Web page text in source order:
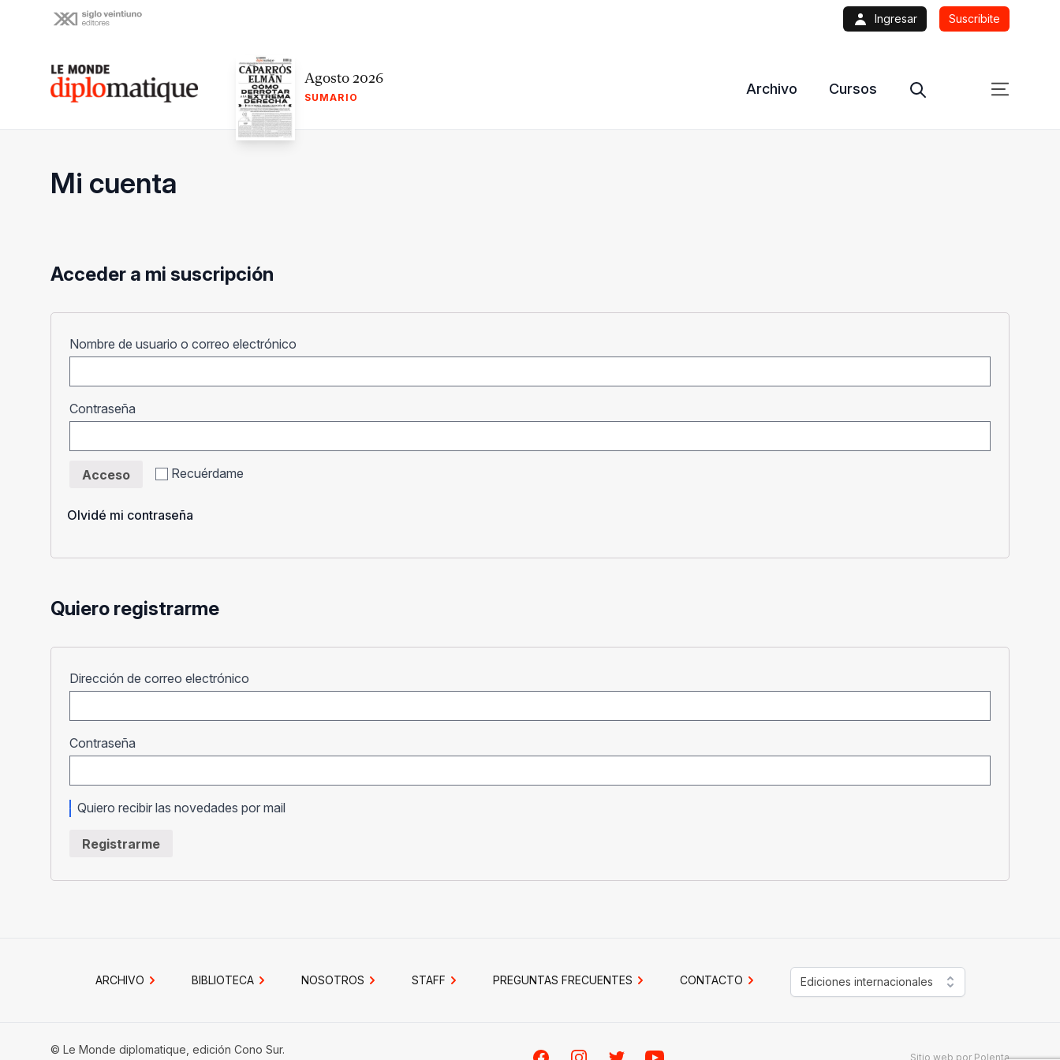
Ingresar Suscribite
Le monde diplomatique Agosto 2026
SUMARIO
Archivo Cursos
Mi cuenta
Acceder a mi suscripción
Nombre de usuario o correo electrónico
Contraseña
Recuérdame
Acceso
Olvidé mi contraseña
Quiero registrarme
Dirección de correo electrónico
Contraseña
Quiero recibir las novedades por mail
Registrarme
ARCHIVO BIBLIOTECA NOSOTROS STAFF PREGUNTAS FRECUENTES CONTACTO Ediciones internacionales
© Le Monde diplomatique, edición Cono Sur.
Sitio web por Polenta